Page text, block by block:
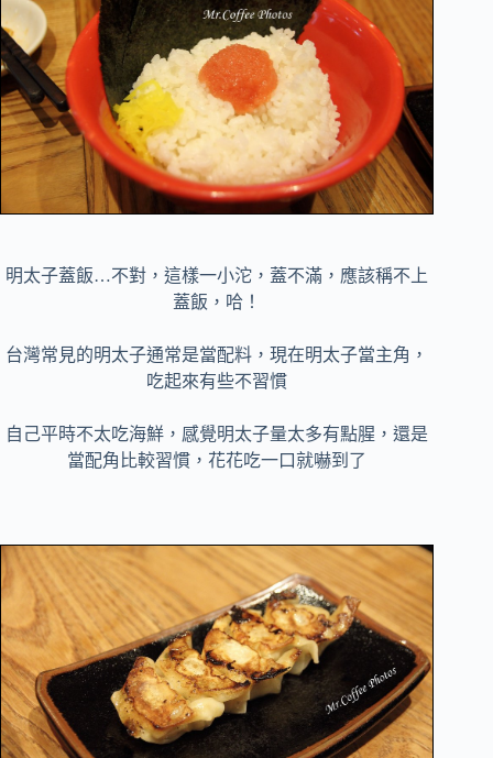
明太子蓋飯…不對，這樣一小沱，蓋不滿，應該稱不上
蓋飯，哈！
台灣常見的明太子通常是當配料，現在明太子當主角，
吃起來有些不習慣
自己平時不太吃海鮮，感覺明太子量太多有點腥，還是
當配角比較習慣，花花吃一口就嚇到了